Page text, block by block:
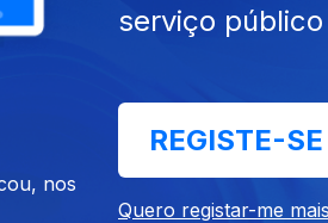
e recordista dos 4x400 metros
nos
serviço
REGISTE-
Quero registar-me